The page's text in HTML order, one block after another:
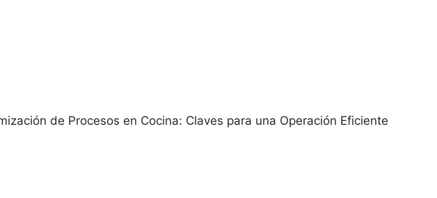
de Procesos en Cocina: Claves para una Operación Eficiente